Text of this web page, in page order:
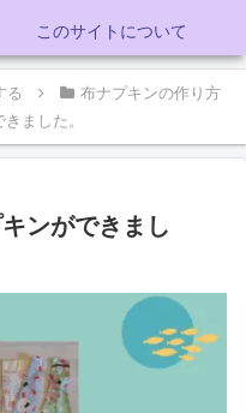
このサイトについて
る
布ナプキンの作り方
ました。
ンができまし